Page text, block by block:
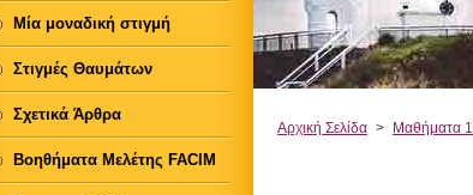
Αρχική Σελίδα > Μαθήματα
Μία μοναδική στιγμή
Στιγμές Θαυμάτων
Σχετικά Άρθρα
Βοηθήματα Μελέτης FACIM